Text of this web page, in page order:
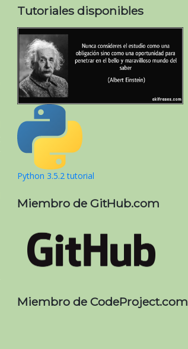
Tutoriales disponibles
Python 3.5.2 tutorial
Miembro de GitHub.com
Miembro de CodeProject.com